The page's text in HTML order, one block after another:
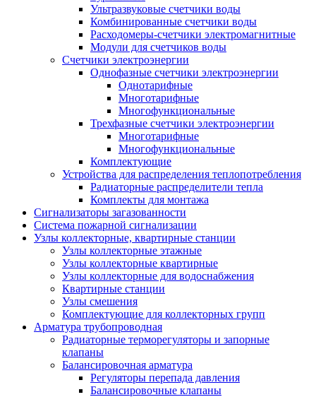
Ультразвуковые счетчики воды
Комбинированные счетчики воды
Расходомеры-счетчики электромагнитные
Модули для счетчиков воды
Счетчики электроэнергии
Однофазные счетчики электроэнергии
Однотарифные
Многотарифные
Многофункциональные
Трехфазные счетчики электроэнергии
Многотарифные
Многофункциональные
Комплектующие
Устройства для распределения теплопотребления
Радиаторные распределители тепла
Комплекты для монтажа
Сигнализаторы загазованности
Система пожарной сигнализации
Узлы коллекторные, квартирные станции
Узлы коллекторные этажные
Узлы коллекторные квартирные
Узлы коллекторные для водоснабжения
Квартирные станции
Узлы смешения
Комплектующие для коллекторных групп
Арматура трубопроводная
Радиаторные терморегуляторы и запорные
клапаны
Балансировочная арматура
Регуляторы перепада давления
Балансировочные клапаны